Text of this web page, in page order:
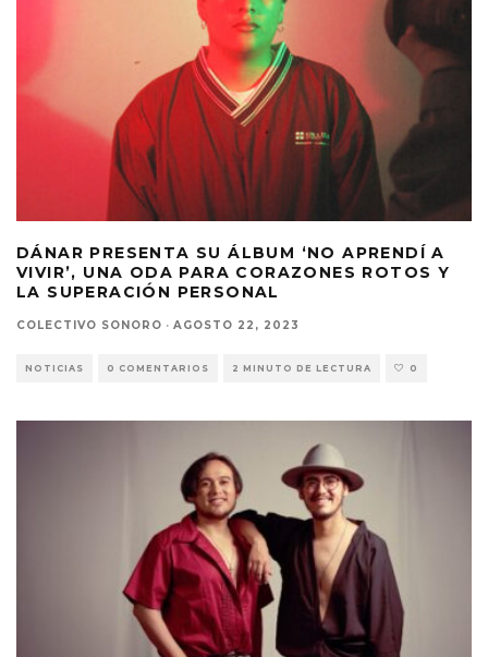
DÁNAR PRESENTA SU ÁLBUM ‘NO APRENDÍ A
VIVIR’, UNA ODA PARA CORAZONES ROTOS Y
LA SUPERACIÓN PERSONAL
COLECTIVO SONORO · AGOSTO 22, 2023
NOTICIAS 0 COMENTARIOS 2 MINUTO DE LECTURA 0